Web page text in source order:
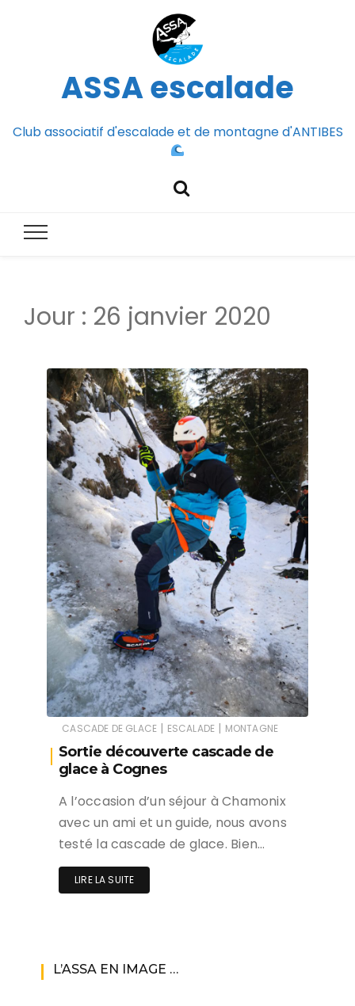
ASSA escalade
Club associatif d'escalade et de montagne d'ANTIBES
Jour : 26 janvier 2020
CASCADE DE GLACE | ESCALADE | MONTAGNE
Sortie découverte cascade de
glace à Cognes
A l’occasion d’un séjour à Chamonix
avec un ami et un guide, nous avons
testé la cascade de glace. Bien…
LIRE LA SUITE
L’ASSA EN IMAGE …